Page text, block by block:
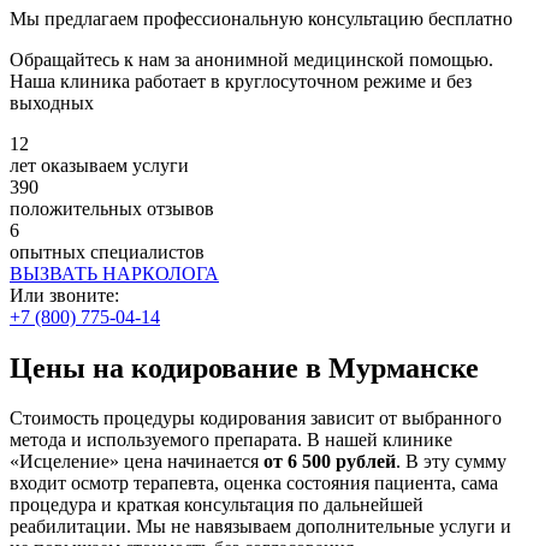
Мы предлагаем профессиональную консультацию бесплатно
Обращайтесь к нам за анонимной медицинской помощью.
Наша клиника работает в круглосуточном режиме и без
выходных
12
лет оказываем услуги
390
положительных отзывов
6
опытных специалистов
ВЫЗВАТЬ НАРКОЛОГА
Или звоните:
+7 (800) 775-04-14
Цены на кодирование в Мурманске
Стоимость процедуры кодирования зависит от выбранного
метода и используемого препарата. В нашей клинике
«Исцеление» цена начинается от 6 500 рублей. В эту сумму
входит осмотр терапевта, оценка состояния пациента, сама
процедура и краткая консультация по дальнейшей
реабилитации. Мы не навязываем дополнительные услуги и